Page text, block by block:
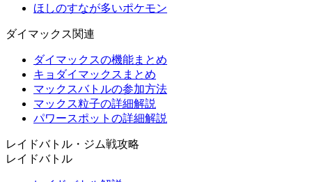
ほしのすなが多いポケモン
ダイマックス関連
ダイマックスの機能まとめ
キョダイマックスまとめ
マックスバトルの参加方法
マックス粒子の詳細解説
パワースポットの詳細解説
レイドバトル・ジム戦攻略
レイドバトル